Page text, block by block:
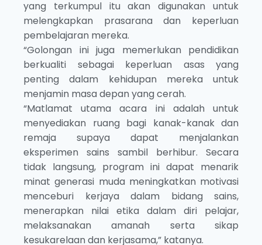
yang terkumpul itu akan digunakan untuk
melengkapkan prasarana dan keperluan
pembelajaran mereka.
“Golongan ini juga memerlukan pendidikan
berkualiti sebagai keperluan asas yang
penting dalam kehidupan mereka untuk
menjamin masa depan yang cerah.
“Matlamat utama acara ini adalah untuk
menyediakan ruang bagi kanak-kanak dan
remaja supaya dapat menjalankan
eksperimen sains sambil berhibur. Secara
tidak langsung, program ini dapat menarik
minat generasi muda meningkatkan motivasi
menceburi kerjaya dalam bidang sains,
menerapkan nilai etika dalam diri pelajar,
melaksanakan amanah serta sikap
kesukarelaan dan kerjasama,” katanya.